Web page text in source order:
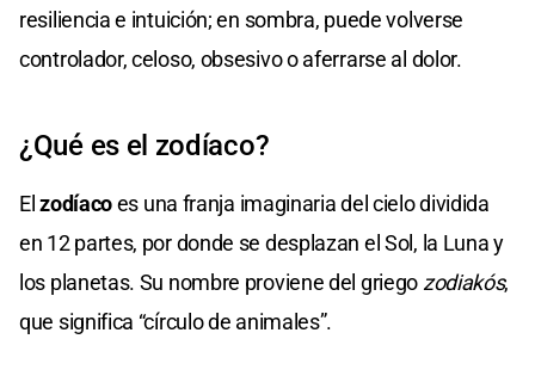
resiliencia e intuición; en sombra, puede volverse
controlador, celoso, obsesivo o aferrarse al dolor.
¿Qué es el zodíaco?
Elzodíacoes una franja imaginaria del cielo dividida
en 12 partes, por donde se desplazan el Sol, la Luna y
los planetas. Su nombre proviene del griego zodiakós,
que significa “círculo de animales”.